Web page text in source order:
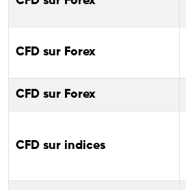
CFD sur Forex
CFD sur Forex
CFD sur indices